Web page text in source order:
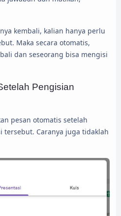
kembali, kalian hanya perlu
Maka secara otomatis,
dan seseorang bisa mengisi
Pengisian
pesan otomatis setelah
tersebut. Caranya juga tidaklah